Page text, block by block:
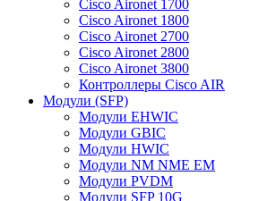
Cisco Aironet 1700
Cisco Aironet 1800
Cisco Aironet 2700
Cisco Aironet 2800
Cisco Aironet 3800
Контроллеры Cisco AIR
Модули (SFP)
Модули EHWIC
Модули GBIC
Модули HWIC
Модули NM NME EM
Модули PVDM
Модули SFP 10G